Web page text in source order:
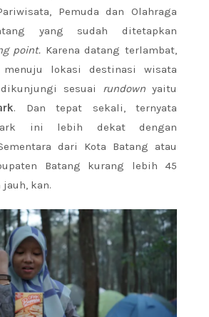
Pemuda dan Olahraga
yang sudah ditetapkan
point. Karena datang terlambat,
lokasi destinasi wisata
sesuai rundown yaitu
. Dan tepat sekali, ternyata
ini lebih dekat dengan
dari Kota Batang atau
Batang kurang lebih 45
jauh, kan.